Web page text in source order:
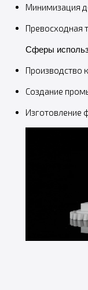
Минимизация
Превосходная
Сферы
Производство
Создание
Изготовление